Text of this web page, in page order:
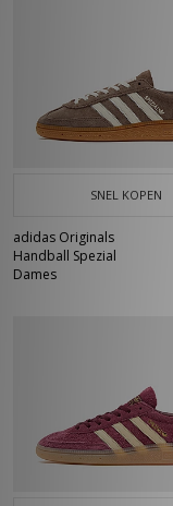
SNEL KOPEN
adidas Originals
Handball Spezial
Dames